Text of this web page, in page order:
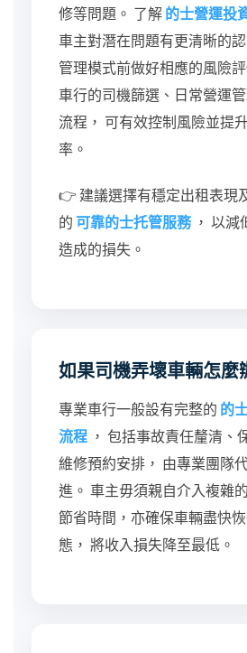
修等問題。 了解 的士營運投
車主對潛在問題有更清晰的
管理模式前做好相應的風險
車行的司機篩選、日常營運
流程， 可有效控制風險並提
率。
👉 建議選擇有穩定出租表現
的 可靠的士托管服務 ， 以
造成的損失。
如果司機弄壞車輛怎麼
專業車行一般設有完整的 的
流程 ， 包括事故責任釐清、
維修預約安排， 由專業團隊
進。 車主毋須親自介入複雜
節省時間，亦確保車輛盡快
態， 將收入損失降至最低。